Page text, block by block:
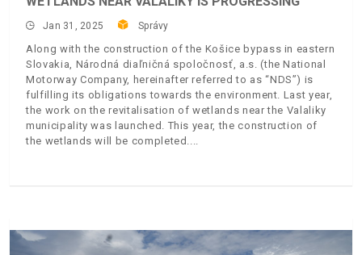
Jan 31, 2025 Správy
Along with the construction of the Košice bypass in eastern
Slovakia, Národná diaľničná spoločnosť, a.s. (the National
Motorway Company, hereinafter referred to as “NDS”) is
fulfilling its obligations towards the environment. Last year,
the work on the revitalisation of wetlands near the Valaliky
municipality was launched. This year, the construction of
the wetlands will be completed.